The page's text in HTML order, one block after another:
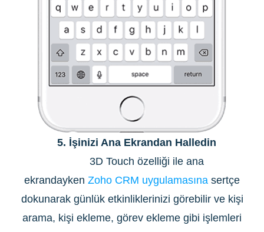
5. İşinizi Ana Ekrandan Halledin
3D Touch özelliği ile ana
ekrandayken Zoho CRM uygulamasına sertçe
dokunarak günlük etkinliklerinizi görebilir ve kişi
arama, kişi ekleme, görev ekleme gibi işlemleri